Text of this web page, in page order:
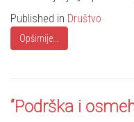
Published in Društvo
Opširnije...
“Podrška i